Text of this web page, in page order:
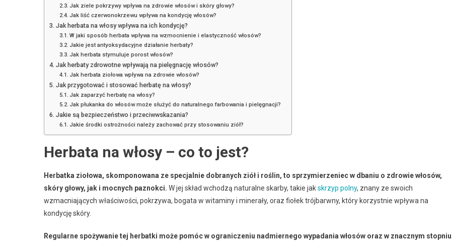
Jak ziele pokrzywy wpływa na zdrowie włosów i skóry głowy?
Jak liść czerwonokrzewu wpływa na kondycję włosów?
Jak herbata na włosy wpływa na ich kondycję?
W jaki sposób herbata wpływa na wzmocnienie i elastyczność włosów?
Jakie jest antyoksydacyjne działanie herbaty?
Jak herbata stymuluje porost włosów?
Jak herbaty zdrowotne wpływają na pielęgnację włosów?
Jak herbata ziołowa wpływa na zdrowie włosów?
Jak przygotować i stosować herbatę na włosy?
Jak zaparzyć herbatę na włosy?
Jak płukanka do włosów może służyć do naturalnego farbowania i pielęgnacji?
Jakie są bezpieczeństwo i przeciwwskazania?
Jakie środki ostrożności należy zachować przy stosowaniu ziół?
Herbata na włosy – co to jest?
Herbatka ziołowa, skomponowana ze specjalnie dobranych ziół i roślin, to sprzymierzeniec w dbaniu o zdrowie włosów,
skóry głowy, jak i mocnych paznokci. W jej skład wchodzą naturalne skarby, takie jakskrzyp polny, znany ze swoich
wzmacniających właściwości, pokrzywa, bogata w witaminy i minerały, oraz fiołek trójbarwny, który korzystnie wpływa na
kondycję skóry.
Regularne spożywanie tej herbatki może pomóc w ograniczeniu nadmiernego wypadania włosów oraz w znacznym stopniu